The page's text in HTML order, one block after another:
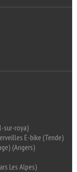
sur-roya)
E-bike (Tende)
(Angers)
Les Alpes)